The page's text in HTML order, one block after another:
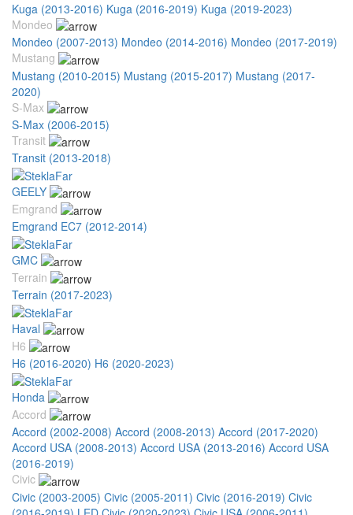
Kuga (2013-2016) Kuga (2016-2019) Kuga (2019-2023)
Mondeo
Mondeo (2007-2013) Mondeo (2014-2016) Mondeo (2017-2019)
Mustang
Mustang (2010-2015) Mustang (2015-2017) Mustang (2017-
2020)
S-Max
S-Max (2006-2015)
Transit
Transit (2013-2018)
GEELY
Emgrand
Emgrand EC7 (2012-2014)
GMC
Terrain
Terrain (2017-2023)
Haval
H6
H6 (2016-2020) H6 (2020-2023)
Honda
Accord
Accord (2002-2008) Accord (2008-2013) Accord (2017-2020)
Accord USA (2008-2013) Accord USA (2013-2016) Accord USA
(2016-2019)
Civic
Civic (2003-2005) Civic (2005-2011) Civic (2016-2019) Civic